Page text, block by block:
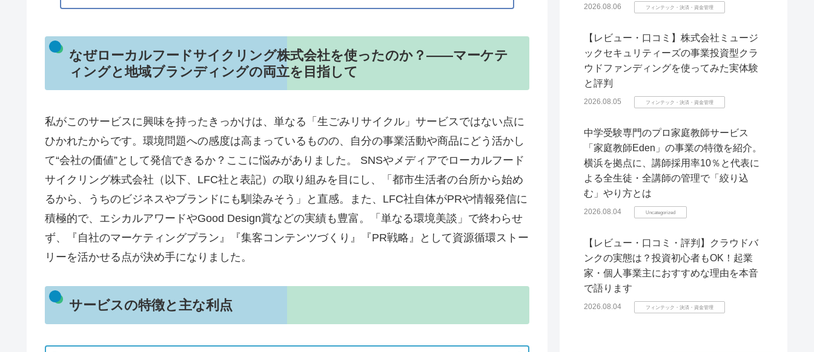
なぜローカルフードサイクリング株式会社を使ったのか？——マーケテ
ィングと地域ブランディングの両立を目指して
私がこのサービスに興味を持ったきっかけは、単なる「生ごみリサイクル」サービスではない点に
ひかれたからです。環境問題への感度は高まっているものの、自分の事業活動や商品にどう活かし
て“会社の価値”として発信できるか？ここに悩みがありました。 SNSやメディアでローカルフード
サイクリング株式会社（以下、LFC社と表記）の取り組みを目にし、「都市生活者の台所から始め
るから、うちのビジネスやブランドにも馴染みそう」と直感。また、LFC社自体がPRや情報発信に
積極的で、エシカルアワードやGood Design賞などの実績も豊富。「単なる環境美談」で終わらせ
ず、『自社のマーケティングプラン』『集客コンテンツづくり』『PR戦略』として資源循環ストー
リーを活かせる点が決め手になりました。
サービスの特徴と主な利点
2026.08.06 フィンテック・決済・資金管理
【レビュー・口コミ】株式会社ミュージ
ックセキュリティーズの事業投資型クラ
ウドファンディングを使ってみた実体験
と評判
2026.08.05 フィンテック・決済・資金管理
中学受験専門のプロ家庭教師サービス
「家庭教師Eden」の事業の特徴を紹介。
横浜を拠点に、講師採用率10％と代表に
よる全生徒・全講師の管理で「絞り込
む」やり方とは
2026.08.04 Uncategorized
【レビュー・口コミ・評判】クラウドバ
ンクの実態は？投資初心者もOK！起業
家・個人事業主におすすめな理由を本音
で語ります
2026.08.04 フィンテック・決済・資金管理